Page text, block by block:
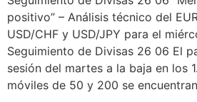
positivo” – Análisis técnico del
USD/CHF y USD/JPY para el
Seguimiento de Divisas 26 06 El
sesión del martes a la baja en los
móviles de 50 y 200 se